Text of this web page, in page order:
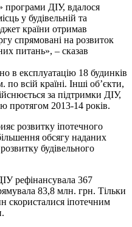
програми ДІУ, вдалося
у будівельній та
країни отримав
спрямовані на розвиток
питань», – сказав
в експлуатацію 18 будинків
всій країні. Інші об’єкти,
за підтримки ДІУ,
протягом 2013-14 років.
розвитку іпотечного
обсягу наданих
будівельного
рефінансувала 367
83,8 млн. грн. Тільки
скористалися іпотечним